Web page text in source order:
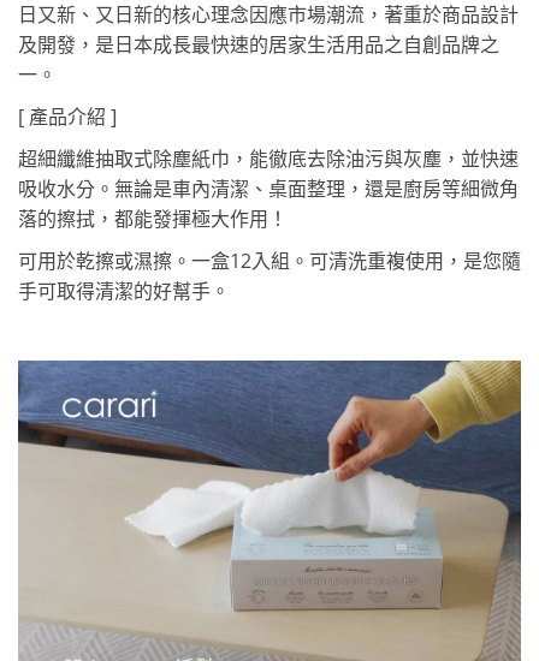
日又新、又日新的核心理念因應市場潮流，著重於商品設計
及開發，是日本成長最快速的居家生活用品之自創品牌之
一。
[ 產品介紹 ]
超細纖維抽取式除塵紙巾， 能徹底去除油污與灰塵，並快速
吸收水分。無論是車內清潔、桌面整理，還是廚房等細微角
落的擦拭，都能發揮極大作用！
可用於乾擦或濕擦。 一盒12入組。可清洗重複使用，是您隨
手可取得清潔的好幫手。